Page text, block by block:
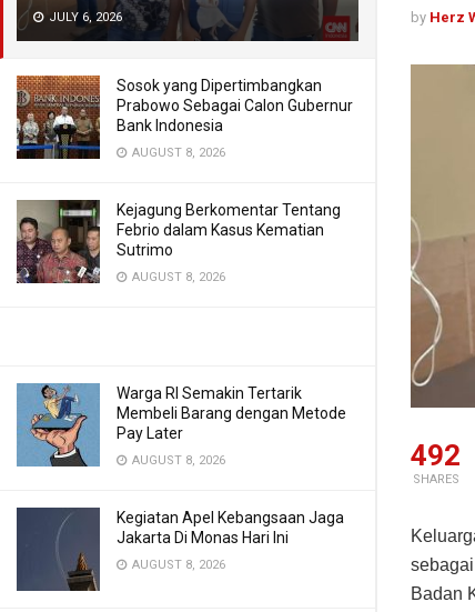
JULY 6, 2026
Sosok yang Dipertimbangkan
Prabowo Sebagai Calon Gubernur
Bank Indonesia
AUGUST 8, 2026
Kejagung Berkomentar Tentang
Febrio dalam Kasus Kematian
Sutrimo
AUGUST 8, 2026
Warga RI Semakin Tertarik
Membeli Barang dengan Metode
Pay Later
AUGUST 8, 2026
Kegiatan Apel Kebangsaan Jaga
Jakarta Di Monas Hari Ini
AUGUST 8, 2026
by Herz
492
SHARES
Badan